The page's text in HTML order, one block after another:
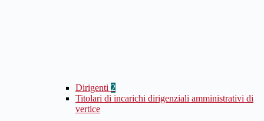
Dirigenti 2
Titolari di incarichi dirigenziali amministrativi di
vertice